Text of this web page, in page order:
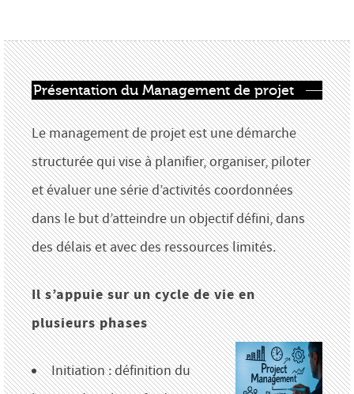
Présentation du Management de projet
Le management de projet est une démarche
structurée qui vise à planifier, organiser, piloter
et évaluer une série d’activités coordonnées
dans le but d’atteindre un objectif défini, dans
des délais et avec des ressources limités.
Il s’appuie sur un cycle de vie en
plusieurs phases
Initiation : définition du